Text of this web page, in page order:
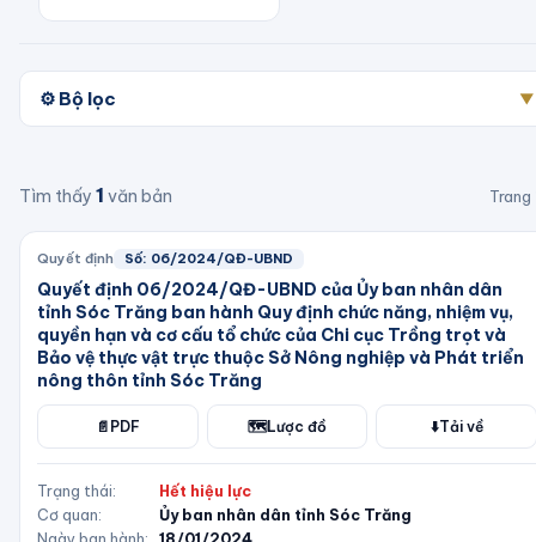
⚙️ Bộ lọc ▼
Tìm thấy 1 văn bản Trang
Quyết định Số: 06/2024/QĐ-UBND
Quyết định 06/2024/QĐ-UBND của Ủy ban nhân dân
tỉnh Sóc Trăng ban hành Quy định chức năng, nhiệm vụ,
quyền hạn và cơ cấu tổ chức của Chi cục Trồng trọt và
Bảo vệ thực vật trực thuộc Sở Nông nghiệp và Phát triển
nông thôn tỉnh Sóc Trăng
📄 PDF 🗺️Lược đồ ⬇️Tải về
Trạng thái:
Hết hiệu lực
Cơ quan:
Ủy ban nhân dân tỉnh Sóc Trăng